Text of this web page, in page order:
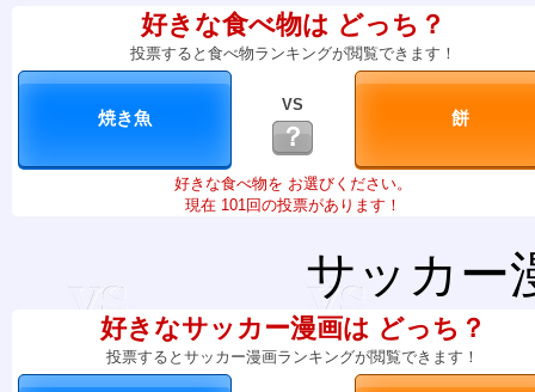
好きな食べ物は どっち？
投票すると食べ物ランキングが閲覧できます！
VS
？
好きな食べ物を お選びください。
現在 101回の投票があります！
サッカー
好きなサッカー漫画は どっち？
投票するとサッカー漫画ランキングが閲覧できます！